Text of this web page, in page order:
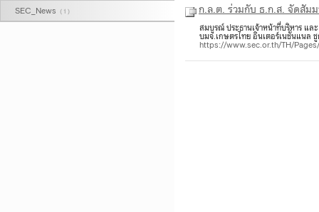
SEC_News ( 1 ) ก.ล.ต. ร่วมกับ ธ.ก.ส. จัดสัม
สมบูรณ์ ประธานเจ้าหน้าที่บริหาร แล
บมจ.เกษตรไทย อินเตอร์เนชั่นแนล
https://www.sec.or.th/TH/